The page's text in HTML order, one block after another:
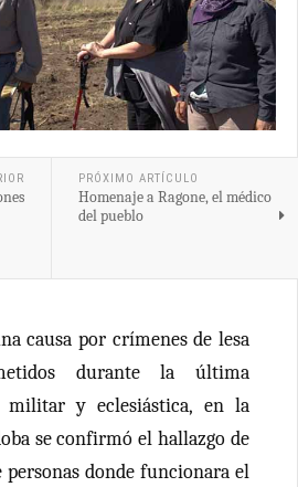
PRÓXIMO ARTÍCULO
Homenaje a Ragone, el médico
del pueblo
causa por crímenes de lesa
durante la última
militar y eclesiástica, en la
se confirmó el hallazgo de
personas donde funcionara el